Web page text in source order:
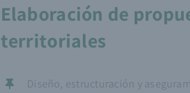
Elaboración de
territoriales
Diseño, estructuración y